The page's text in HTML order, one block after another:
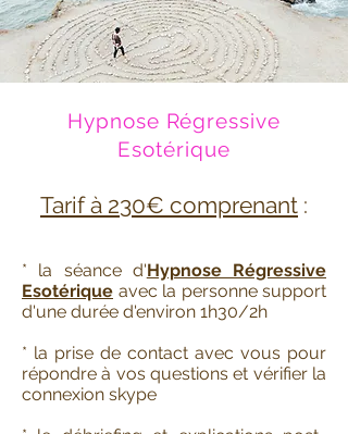
Hypnose Régressive
Esotérique
Tarif à 230€ comprenant :
* la séance d'Hypnose Régressive
Esotérique avec la personne support
d'une durée d'environ 1h30/2h
* la prise de contact avec vous pour
répondre à vos questions et vérifier la
connexion skype